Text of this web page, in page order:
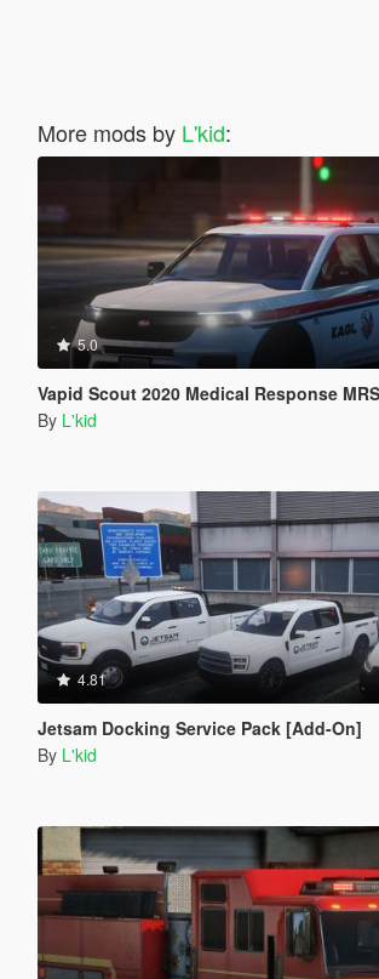
More mods by L'kid:
5.0
Vapid Scout 2020 Medical Response MRSA/EAGL
By L'kid
4.81
Jetsam Docking Service Pack [Add-On]
By L'kid